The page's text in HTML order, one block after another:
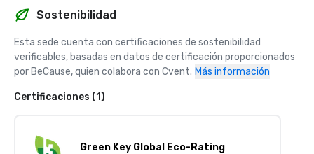
Sostenibilidad
Esta sede cuenta con certificaciones de sostenibilidad
verificables, basadas en datos de certificación proporcionados
por BeCause, quien colabora con Cvent. Más información
Certificaciones (1)
Green Key Global Eco-Rating